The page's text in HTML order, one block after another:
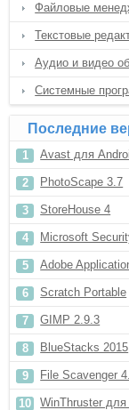
Файловые
Текстовые
Аудио и видео
Системные
Последние
Avast для
PhotoScape 3.7
StoreHouse 4
Microsoft
Adobe
Scratch Portable
GIMP 2.9.3
BlueStacks 2015
File Scavenger
WinThruster